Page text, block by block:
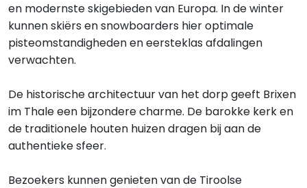
en modernste skigebieden van Europa. In de winter
kunnen skiërs en snowboarders hier optimale
pisteomstandigheden en eersteklas afdalingen
verwachten.
De historische architectuur van het dorp geeft Brixen
im Thale een bijzondere charme. De barokke kerk en
de traditionele houten huizen dragen bij aan de
authentieke sfeer.
Bezoekers kunnen genieten van de Tiroolse